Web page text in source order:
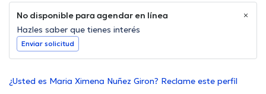
No disponible para agendar en línea
Hazles saber que tienes interés
Enviar solicitud
¿Usted es Maria Ximena Nuñez Giron? Reclame este perfil